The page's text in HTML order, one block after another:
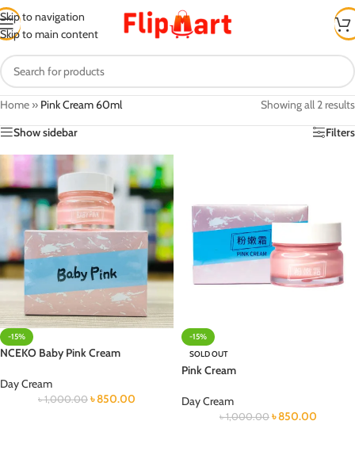
Skip to navigation
Skip to main content
Home » Pink Cream 60ml
Showing all 2 results
Show sidebar
Filters
-15%
NCEKO Baby Pink Cream
Day Cream
৳1,000.00 ৳850.00
-15%
SOLD OUT
Pink Cream
Day Cream
৳1,000.00 ৳850.00